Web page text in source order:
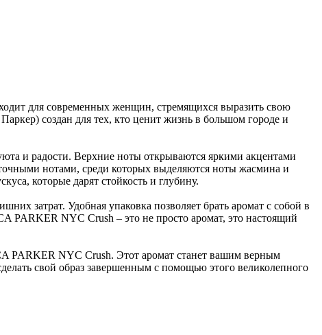
для современных женщин, стремящихся выразить свою
создан для тех, кто ценит жизнь в большом городе и
и радости. Верхние ноты открываются яркими акцентами
нотами, среди которых выделяются ноты жасмина и
которые дарят стойкость и глубину.
затрат. Удобная упаковка позволяет брать аромат с собой в
PARKER NYC Crush – это не просто аромат, это настоящий
PARKER NYC Crush. Этот аромат станет вашим верным
свой образ завершенным с помощью этого великолепного